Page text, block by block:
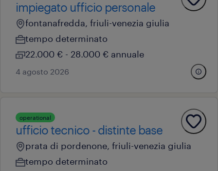
impiegato ufficio personale
fontanafredda, friuli-venezia giulia
tempo determinato
22.000 € - 28.000 € annuale
4 agosto 2026
operational
ufficio tecnico - distinte base
prata di pordenone, friuli-venezia giulia
tempo determinato